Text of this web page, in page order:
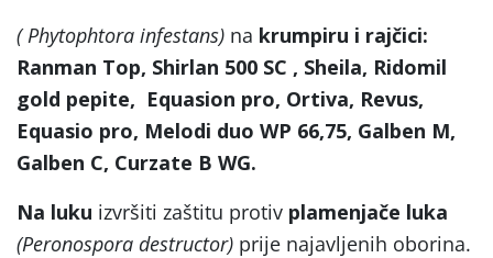
( Phytophtora infestans) na krumpiru i rajčici:
Ranman Top, Shirlan 500 SC , Sheila, Ridomil
gold pepite, Equasion pro, Ortiva, Revus,
Equasio pro, Melodi duo WP 66,75, Galben M,
Galben C, Curzate B WG.
Na luku izvršiti zaštitu protiv plamenjače luka
(Peronospora destructor) prije najavljenih oborina.